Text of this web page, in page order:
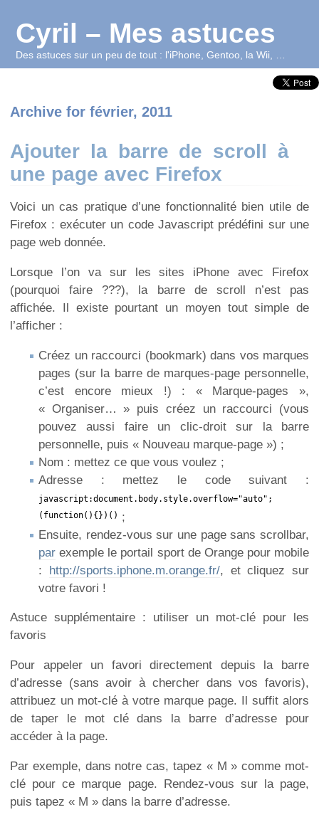
Cyril – Mes astuces
Des astuces sur un peu de tout : l'iPhone, Gentoo, la Wii, …
Archive for février, 2011
Ajouter la barre de scroll à
une page avec Firefox
Voici un cas pratique d’une fonctionnalité bien utile de
Firefox : exécuter un code Javascript prédéfini sur une
page web donnée.
Lorsque l’on va sur les sites iPhone avec Firefox
(pourquoi faire ???), la barre de scroll n’est pas
affichée. Il existe pourtant un moyen tout simple de
l’afficher :
Créez un raccourci (bookmark) dans vos marques
pages (sur la barre de marques-page personnelle,
c’est encore mieux !) : « Marque-pages »,
« Organiser… » puis créez un raccourci (vous
pouvez aussi faire un clic-droit sur la barre
personnelle, puis « Nouveau marque-page ») ;
Nom : mettez ce que vous voulez ;
Adresse : mettez le code suivant :
javascript:document.body.style.overflow="auto";
(function(){})() ;
Ensuite, rendez-vous sur une page sans scrollbar,
par exemple le portail sport de Orange pour mobile
: http://sports.iphone.m.orange.fr/, et cliquez sur
votre favori !
Astuce supplémentaire : utiliser un mot-clé pour les
favoris
Pour appeler un favori directement depuis la barre
d’adresse (sans avoir à chercher dans vos favoris),
attribuez un mot-clé à votre marque page. Il suffit alors
de taper le mot clé dans la barre d’adresse pour
accéder à la page.
Par exemple, dans notre cas, tapez « M » comme mot-
clé pour ce marque page. Rendez-vous sur la page,
puis tapez « M » dans la barre d’adresse.